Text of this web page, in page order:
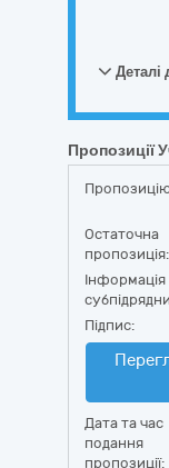
Деталі
Пропозиції
Остаточна
пропозиція:
Підпис:
Дата та час
подання
пропозиції: